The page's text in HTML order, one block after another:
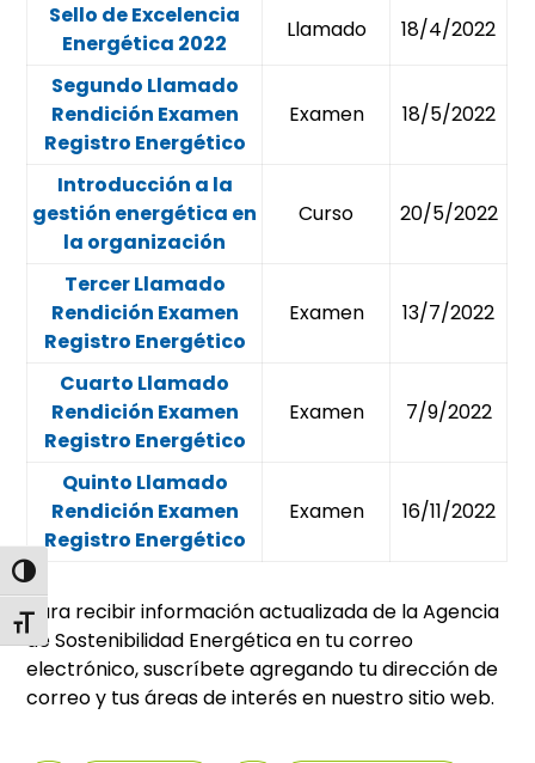
Alternar alto contraste
Alternar tamaño de letra
Sello de Excelencia
Energética 2022
Llamado 18/4/2022
Segundo Llamado
Rendición Examen
Registro Energético
Examen 18/5/2022
Introducción a la
gestión energética en
la organización
Curso 20/5/2022
Tercer Llamado
Rendición Examen
Registro Energético
Examen 13/7/2022
Cuarto Llamado
Rendición Examen
Registro Energético
Examen 7/9/2022
Quinto Llamado
Rendición Examen
Registro Energético
Examen 16/11/2022
Para recibir información actualizada de la Agencia
de Sostenibilidad Energética en tu correo
electrónico, suscríbete agregando tu dirección de
correo y tus áreas de interés en nuestro sitio web.